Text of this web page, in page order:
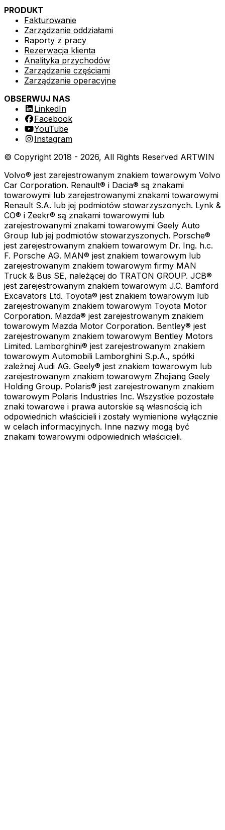
PRODUKT
Fakturowanie
Zarządzanie oddziałami
Raporty z pracy
Rezerwacja klienta
Analityka przychodów
Zarządzanie częściami
Zarządzanie operacyjne
OBSERWUJ NAS
LinkedIn
Facebook
YouTube
Instagram
© Copyright 2018 - 2026, All Rights Reserved ARTWIN
Volvo® jest zarejestrowanym znakiem towarowym Volvo
Car Corporation. Renault® i Dacia® są znakami
towarowymi lub zarejestrowanymi znakami towarowymi
Renault S.A. lub jej podmiotów stowarzyszonych. Lynk &
CO® i Zeekr® są znakami towarowymi lub
zarejestrowanymi znakami towarowymi Geely Auto
Group lub jej podmiotów stowarzyszonych. Porsche®
jest zarejestrowanym znakiem towarowym Dr. Ing. h.c.
F. Porsche AG. MAN® jest znakiem towarowym lub
zarejestrowanym znakiem towarowym firmy MAN
Truck & Bus SE, należącej do TRATON GROUP. JCB®
jest zarejestrowanym znakiem towarowym J.C. Bamford
Excavators Ltd. Toyota® jest znakiem towarowym lub
zarejestrowanym znakiem towarowym Toyota Motor
Corporation. Mazda® jest zarejestrowanym znakiem
towarowym Mazda Motor Corporation. Bentley® jest
zarejestrowanym znakiem towarowym Bentley Motors
Limited. Lamborghini® jest zarejestrowanym znakiem
towarowym Automobili Lamborghini S.p.A., spółki
zależnej Audi AG. Geely® jest znakiem towarowym lub
zarejestrowanym znakiem towarowym Zhejiang Geely
Holding Group. Polaris® jest zarejestrowanym znakiem
towarowym Polaris Industries Inc. Wszystkie pozostałe
znaki towarowe i prawa autorskie są własnością ich
odpowiednich właścicieli i zostały wymienione wyłącznie
w celach informacyjnych. Inne nazwy mogą być
znakami towarowymi odpowiednich właścicieli.